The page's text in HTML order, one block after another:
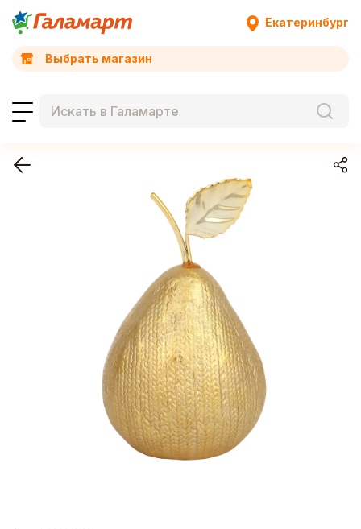
Екатеринбург
Выбрать магазин